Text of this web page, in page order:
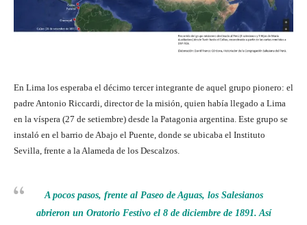
En Lima los esperaba el décimo tercer integrante de aquel grupo pionero: el
padre Antonio Riccardi, director de la misión, quien había llegado a Lima
en la víspera (27 de setiembre) desde la Patagonia argentina. Este grupo se
instaló en el barrio de Abajo el Puente, donde se ubicaba el Instituto
Sevilla, frente a la Alameda de los Descalzos.
A pocos pasos, frente al Paseo de Aguas, los Salesianos
abrieron un Oratorio Festivo el 8 de diciembre de 1891. Así